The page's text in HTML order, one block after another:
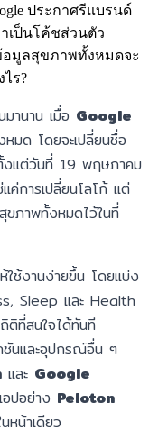
ประกาศรีแบรนด์
าเป็นโค้ชส่วนตัว
มูลสุขภาพทั้งหมดจะ
ร?
านาน เมื่อ Google
หมด โดยจะเปลี่ยนชื่อ
งแต่วันที่ 19 พฤษภาคม
ค่การเปลี่ยนโลโก้ แต่
ขภาพทั้งหมดไว้ในที่
ใช้งานง่ายขึ้น โดยแบ่ง
Sleep และ Health
ติที่สนใจได้ทันที
ชันและอุปกรณ์อื่น ๆ
และ Google
ปอย่าง Peloton
หน้าเดียว